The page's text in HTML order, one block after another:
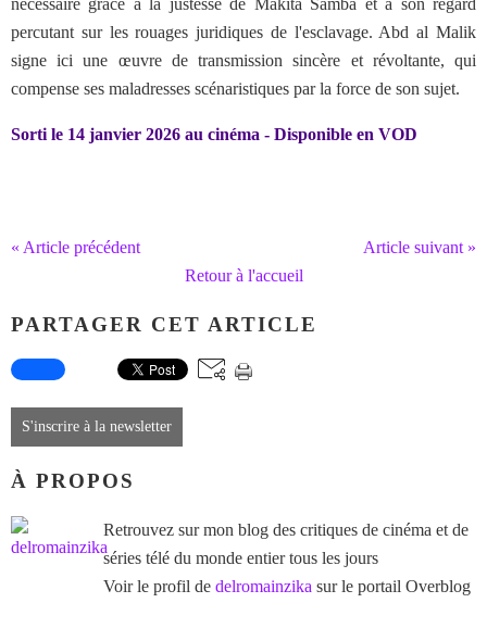
nécessaire grâce à la justesse de Makita Samba et à son regard
percutant sur les rouages juridiques de l'esclavage. Abd al Malik
signe ici une œuvre de transmission sincère et révoltante, qui
compense ses maladresses scénaristiques par la force de son sujet.
Sorti le 14 janvier 2026 au cinéma - Disponible en VOD
« Article précédent
Article suivant »
Retour à l'accueil
PARTAGER CET ARTICLE
S'inscrire à la newsletter
À PROPOS
Retrouvez sur mon blog des critiques de cinéma et de
séries télé du monde entier tous les jours
Voir le profil de delromainzika sur le portail Overblog